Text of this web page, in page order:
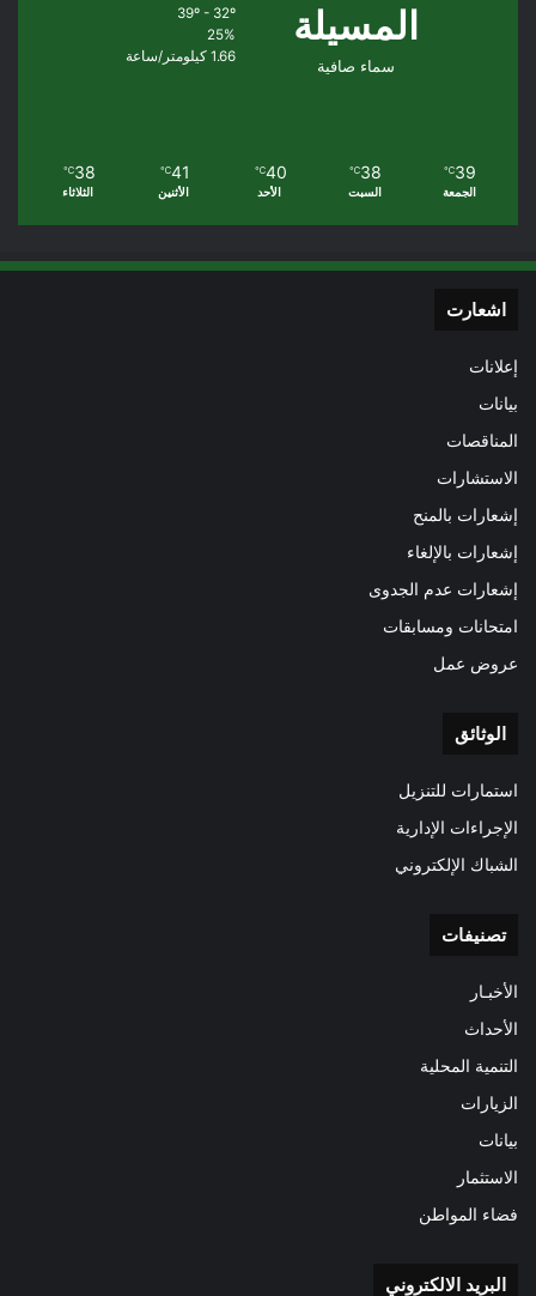
المسيلة
سماء صافية
39º - 32º
25%
1.66 كيلومتر/ساعة
39
℃
الجمعة
38
℃
السبت
40
℃
الأحد
41
℃
الأثنين
38
℃
الثلاثاء
اشعارت
إعلانات
بيانات
المناقصات
الاستشارات
إشعارات بالمنح
إشعارات بالإلغاء
إشعارات عدم الجدوى
امتحانات ومسابقات
عروض عمل
الوثائق
استمارات للتنزيل
الإجراءات الإدارية
الشباك الإلكتروني
تصنيفات
الأخبـار
الأحداث
التنمية المحلية
الزيارات
بيانات
الاستثمار
فضاء المواطن
البريد الالكتروني